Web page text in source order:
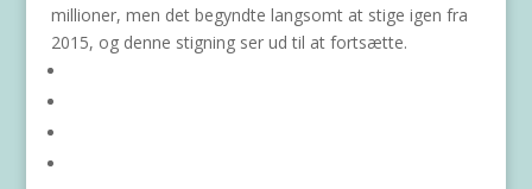
millioner, men det begyndte langsomt at stige igen fra
2015, og denne stigning ser ud til at fortsætte.